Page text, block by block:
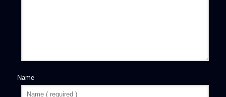
Name